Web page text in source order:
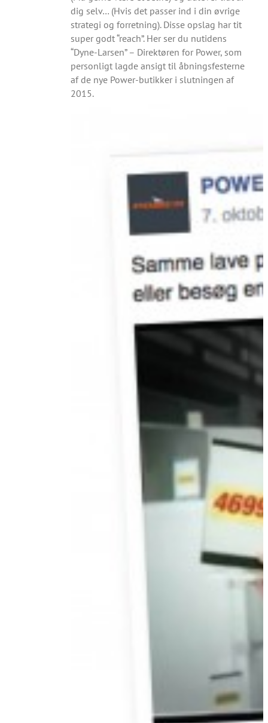
dig selv… (Hvis det passer ind i din øvrige
strategi og forretning). Disse opslag har tit
super godt “reach”. Her ser du nutidens
“Dyne-Larsen” – Direktøren for Power, som
personligt lagde ansigt til åbningsfesterne
af de nye Power-butikker i slutningen af
2015.